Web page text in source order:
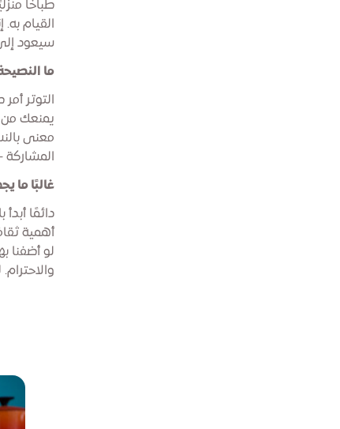
طباخًا
القيام
سيعود
ما
التوتر
يمنعك من
معنى
المشاركة
غالبًا ما
دائمًا
أهمية
لو أضفنا